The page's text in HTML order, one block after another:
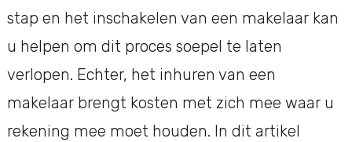
stap en het inschakelen van een makelaar kan
u helpen om dit proces soepel te laten
verlopen. Echter, het inhuren van een
makelaar brengt kosten met zich mee waar u
rekening mee moet houden. In dit artikel